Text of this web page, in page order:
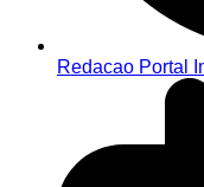
Redacao Portal